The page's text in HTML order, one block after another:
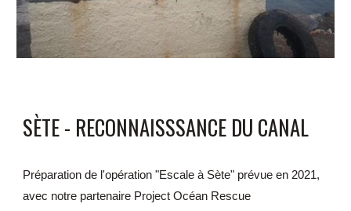
SÈTE - RECONNAISSSANCE DU CANAL
Préparation de l'opération "Escale à Sète" prévue en 2021,
avec notre partenaire Project Océan Rescue